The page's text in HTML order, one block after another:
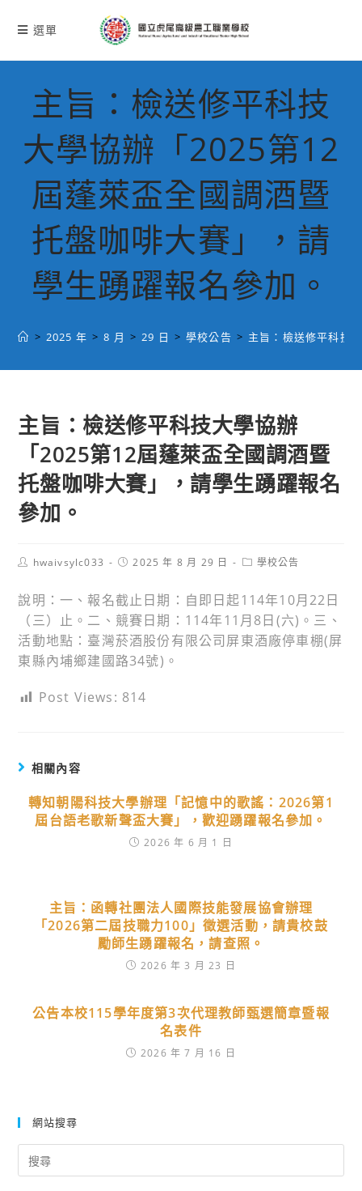
選單
主旨：檢送修平科技
大學協辦「2025第12
屆蓬萊盃全國調酒暨
托盤咖啡大賽」，請
學生踴躍報名參加。
> 2025 年 > 8 月 > 29 日 > 學校公告 > 主旨：檢送修平科技
主旨：檢送修平科技大學協辦
「2025第12屆蓬萊盃全國調酒暨
托盤咖啡大賽」，請學生踴躍報名
參加。
Posthwaivsylc033
Post2025 年 8 月 29 日
Post學校公告
說明：一、報名截止日期：自即日起114年10月22日
（三）止。二、競賽日期：114年11月8日(六)。三、
活動地點：臺灣菸酒股份有限公司屏東酒廠停車棚(屏
東縣內埔鄉建國路34號)。
Post Views: 814
相關內容
轉知朝陽科技大學辦理「記憶中的歌謠：2026第1
屆台語老歌新聲盃大賽」，歡迎踴躍報名參加。
2026 年 6 月 1 日
主旨：函轉社團法人國際技能發展協會辦理
「2026第二屆技職力100」徵選活動，請貴校鼓
勵師生踴躍報名，請查照。
2026 年 3 月 23 日
公告本校115學年度第3次代理教師甄選簡章暨報
名表件
2026 年 7 月 16 日
網站搜尋
for: